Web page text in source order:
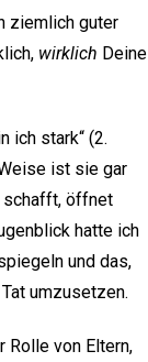
ziemlich guter
wirklich Deine
ich stark“ (2.
ist sie gar
schafft, öffnet
hatte ich
und das,
umzusetzen.
Rolle von Eltern,